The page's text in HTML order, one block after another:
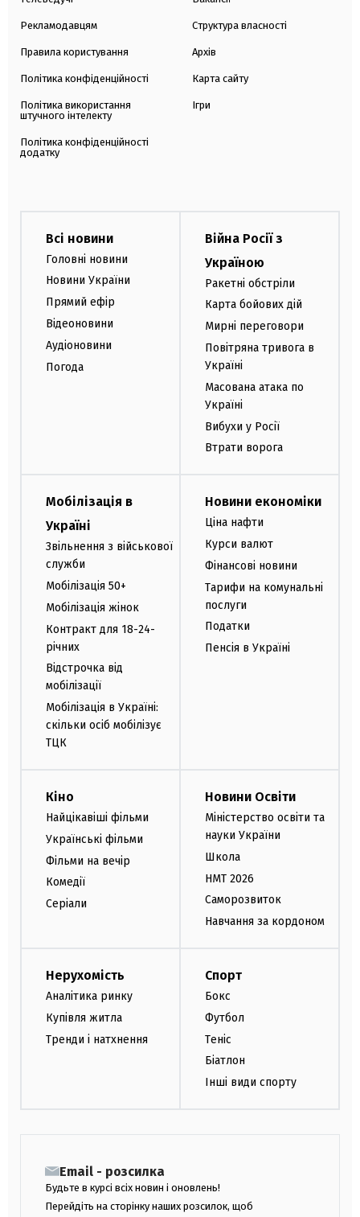
Рекламодавцям
Правила користування
Політика конфіденційності
Політика використання
штучного інтелекту
Політика конфіденційності
додатку
Структура власності
Архів
Карта сайту
Ігри
Всі новини
Головні новини
Новини України
Прямий ефір
Відеоновини
Аудіоновини
Погода
Війна Росії з
Україною
Ракетні обстріли
Карта бойових дій
Мирні переговори
Повітряна тривога в
Україні
Масована атака по
Україні
Вибухи у Росії
Втрати ворога
Мобілізація в
Україні
Звільнення з військової
служби
Мобілізація 50+
Мобілізація жінок
Контракт для 18-24-
річних
Відстрочка від
мобілізації
Мобілізація в Україні:
скільки осіб мобілізує
ТЦК
Новини економіки
Ціна нафти
Курси валют
Фінансові новини
Тарифи на комунальні
послуги
Податки
Пенсія в Україні
Кіно
Найцікавіші фільми
Українські фільми
Фільми на вечір
Комедії
Серіали
Новини Освіти
Міністерство освіти та
науки України
Школа
НМТ 2026
Саморозвиток
Навчання за кордоном
Нерухомість
Аналітика ринку
Купівля житла
Тренди і натхнення
Спорт
Бокс
Футбол
Теніс
Біатлон
Інші види спорту
Email - розсилка
Будьте в курсі всіх новин і оновлень!
Перейдіть на сторінку наших розсилок, щоб